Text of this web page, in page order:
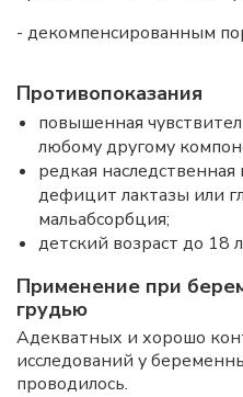
- декомпенсированным
Противопоказания
повышенная
любому другому
редкая
дефицит лактазы или
мальабсорбция;
детский возраст до 18
Применение при
грудью
Адекватных и хорошо
исследований у
проводилось.